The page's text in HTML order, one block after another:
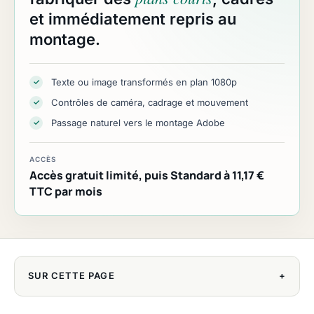
et immédiatement repris au
montage.
✓ Texte ou image transformés en plan 1080p
✓ Contrôles de caméra, cadrage et mouvement
✓ Passage naturel vers le montage Adobe
ACCÈS
Accès gratuit limité, puis Standard à 11,17 €
TTC par mois
SUR CETTE PAGE +